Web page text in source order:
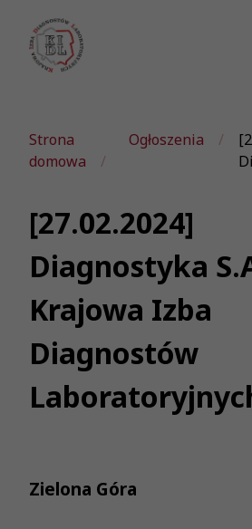
Strona
domowa
Ogłoszenia
[27.02.2024]
Diagnostyka
Krajowa Izba
Diagnostów
Zielona Góra